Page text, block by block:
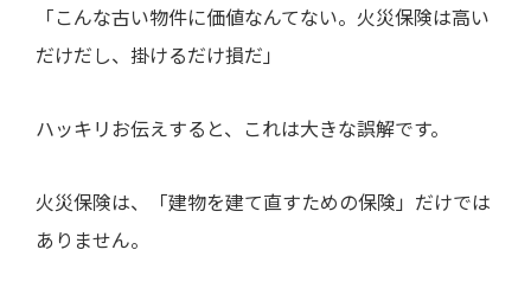
「こんな古い物件に価値なんてない。火災保険は高い
だけだし、掛けるだけ損だ」
ハッキリお伝えすると、これは大きな誤解です。
火災保険は、「建物を建て直すための保険」だけでは
ありません。